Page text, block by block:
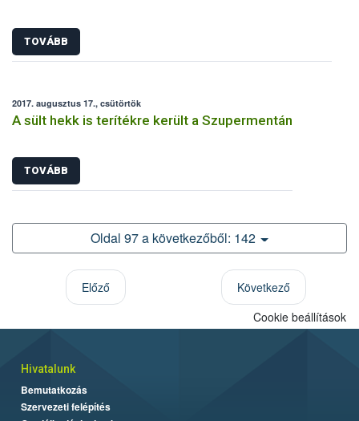
TOVÁBB
2017. augusztus 17., csütörtök
A sült hekk is terítékre került a Szupermentán
TOVÁBB
Oldal 97 a következőből: 142
Előző
Következő
Cookie beállítások
Hivatalunk
Bemutatkozás
Szervezeti felépítés